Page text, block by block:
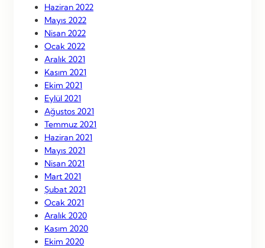
Haziran 2022
Mayıs 2022
Nisan 2022
Ocak 2022
Aralık 2021
Kasım 2021
Ekim 2021
Eylül 2021
Ağustos 2021
Temmuz 2021
Haziran 2021
Mayıs 2021
Nisan 2021
Mart 2021
Şubat 2021
Ocak 2021
Aralık 2020
Kasım 2020
Ekim 2020